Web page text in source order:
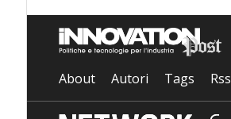
About Autori Tags